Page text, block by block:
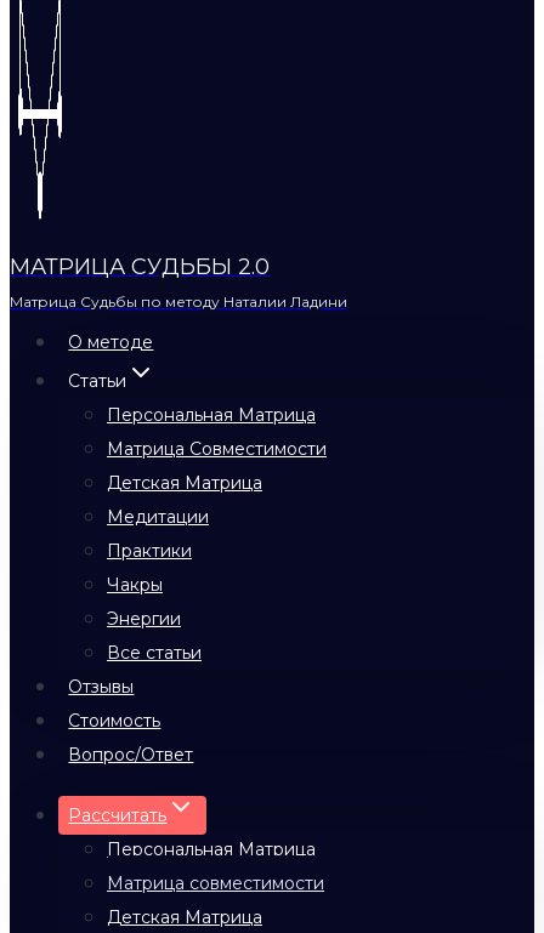
МАТРИЦА СУДЬБЫ 2.0
Матрица Судьбы по методу Наталии Ладини
О методе
Статьи
Персональная Матрица
Матрица Совместимости
Детская Матрица
Медитации
Практики
Чакры
Энергии
Все статьи
Отзывы
Стоимость
Вопрос/Ответ
Рассчитать
Персональная Матрица
Матрица совместимости
Детская Матрица